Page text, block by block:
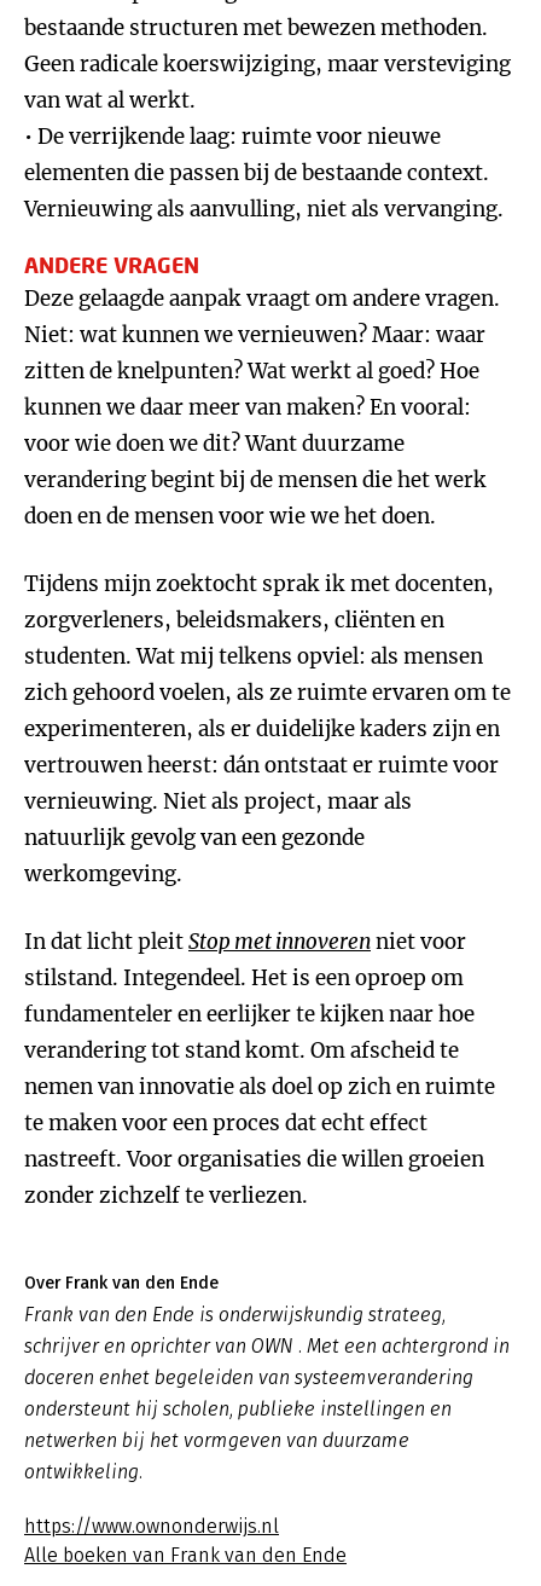
bestaande structuren met bewezen methoden.
Geen radicale koerswijziging, maar versteviging
van wat al werkt.
• De verrijkende laag: ruimte voor nieuwe
elementen die passen bij de bestaande context.
Vernieuwing als aanvulling, niet als vervanging.
ANDERE VRAGEN
Deze gelaagde aanpak vraagt om andere vragen.
Niet: wat kunnen we vernieuwen? Maar: waar
zitten de knelpunten? Wat werkt al goed? Hoe
kunnen we daar meer van maken? En vooral:
voor wie doen we dit? Want duurzame
verandering begint bij de mensen die het werk
doen en de mensen voor wie we het doen.
Tijdens mijn zoektocht sprak ik met docenten,
zorgverleners, beleidsmakers, cliënten en
studenten. Wat mij telkens opviel: als mensen
zich gehoord voelen, als ze ruimte ervaren om te
experimenteren, als er duidelijke kaders zijn en
vertrouwen heerst: dán ontstaat er ruimte voor
vernieuwing. Niet als project, maar als
natuurlijk gevolg van een gezonde
werkomgeving.
In dat licht pleitStop met innoverenniet voor
stilstand. Integendeel. Het is een oproep om
fundamenteler en eerlijker te kijken naar hoe
verandering tot stand komt. Om afscheid te
nemen van innovatie als doel op zich en ruimte
te maken voor een proces dat echt effect
nastreeft. Voor organisaties die willen groeien
zonder zichzelf te verliezen.
Over Frank van den Ende
Frank van den Ende is onderwijskundig strateeg,
schrijver en oprichter van OWN . Met een achtergrond in
doceren enhet begeleiden van systeemverandering
ondersteunt hij scholen, publieke instellingen en
netwerken bij het vormgeven van duurzame
ontwikkeling.
https://www.ownonderwijs.nl
Alle boeken van Frank van den Ende